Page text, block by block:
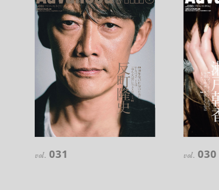
【フィリップス オークション】映画界
の巨匠のアイデアから生まれた時計
が17億円で落札！！
禁断の不倫が夫婦の純愛をあぶり
出す“振りきったな”と感じた現代版・
谷崎映画『鍵』。愛は嫉妬を越えるの
か？
俳優
vol. 031 vol. 030